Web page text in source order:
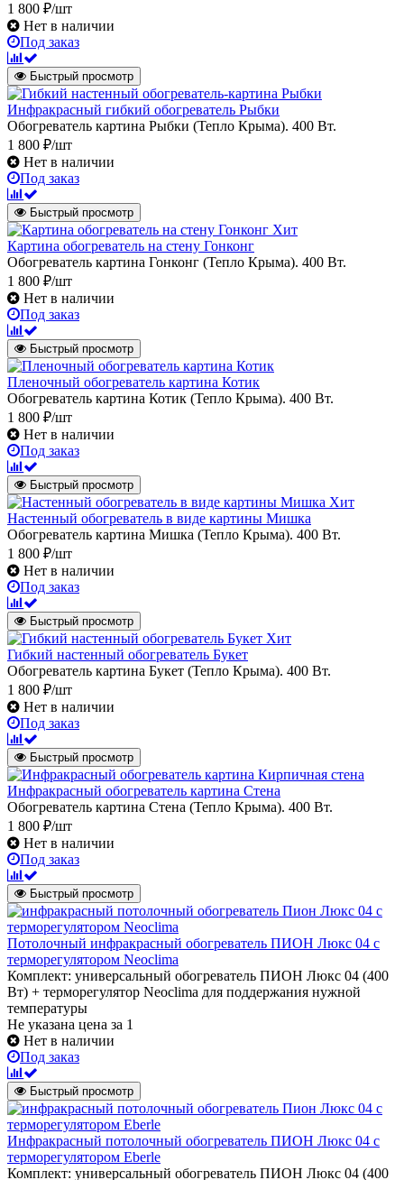
1 800 ₽/шт
Нет в наличии
Под заказ
Быстрый просмотр
Инфракрасный гибкий обогреватель Рыбки
Обогреватель картина Рыбки (Тепло Крыма). 400 Вт.
1 800 ₽/шт
Нет в наличии
Под заказ
Быстрый просмотр
Хит
Картина обогреватель на стену Гонконг
Обогреватель картина Гонконг (Тепло Крыма). 400 Вт.
1 800 ₽/шт
Нет в наличии
Под заказ
Быстрый просмотр
Пленочный обогреватель картина Котик
Обогреватель картина Котик (Тепло Крыма). 400 Вт.
1 800 ₽/шт
Нет в наличии
Под заказ
Быстрый просмотр
Хит
Настенный обогреватель в виде картины Мишка
Обогреватель картина Мишка (Тепло Крыма). 400 Вт.
1 800 ₽/шт
Нет в наличии
Под заказ
Быстрый просмотр
Хит
Гибкий настенный обогреватель Букет
Обогреватель картина Букет (Тепло Крыма). 400 Вт.
1 800 ₽/шт
Нет в наличии
Под заказ
Быстрый просмотр
Инфракрасный обогреватель картина Стена
Обогреватель картина Стена (Тепло Крыма). 400 Вт.
1 800 ₽/шт
Нет в наличии
Под заказ
Быстрый просмотр
Потолочный инфракрасный обогреватель ПИОН Люкс 04 с
терморегулятором Neoclima
Комплект: универсальный обогреватель ПИОН Люкс 04 (400
Вт) + терморегулятор Neoclima для поддержания нужной
температуры
Не указана цена за 1
Нет в наличии
Под заказ
Быстрый просмотр
Инфракрасный потолочный обогреватель ПИОН Люкс 04 с
терморегулятором Eberle
Комплект: универсальный обогреватель ПИОН Люкс 04 (400